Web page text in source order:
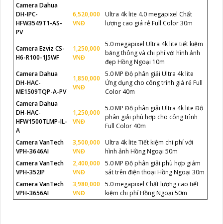
Camera Dahua
DH-IPC-
HFW3549T1-AS-
PV
6,520,000
VNĐ
Ultra 4k lite 4.0 megapixel Chất
lượng cao giá rẻ Full Color 30m
Camera Ezviz CS-
H6-R100-1J5WF
1,250,000
VNĐ
5.0 megapixel Ultra 4k lite tiết kiệm
băng thông và chi phí với hình ảnh
đẹp Hồng Ngoại 10m
Camera Dahua
DH-HAC-
ME1509TQP-A-PV
1,850,000
VNĐ
5.0 MP Độ phân giải Ultra 4k lite
Ứng dụng cho công trình giá rẻ Full
Color 40m
Camera Dahua
DH-HAC-
HFW1500TLMP-IL-
A
1,250,000
VNĐ
5.0 MP Độ phân giải Ultra 4k lite Độ
phân giải phù hợp cho công trình
Full Color 40m
Camera VanTech
VPH-3646AI
3,500,000
VNĐ
Ultra 4k lite Tiết kiệm chi phí với
hình ảnh Hồng Ngoại 50m
Camera VanTech
VPH-352IP
2,400,000
VNĐ
5.0 MP Độ phân giải phù hợp giám
sát trên điện thoại Hồng Ngoại 30m
Camera VanTech
VPH-3656AI
3,980,000
VNĐ
5.0 megapixel Chất lượng cao tiết
kiệm chi phí Hồng Ngoại 50m